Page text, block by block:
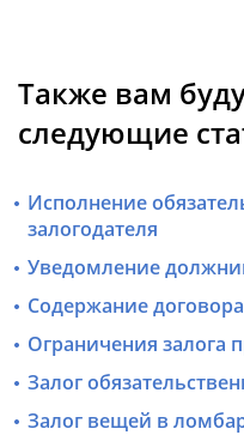
Также вам
следующие
Исполнение
залогодателя
Уведомление
Содержание
Ограничения залога
Залог
Залог вещей в